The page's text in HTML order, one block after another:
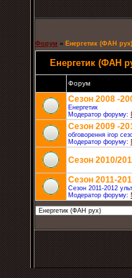
Форум » Енергетик (ФАН рух)
Енергетик (ФАН
Форум
Cезон 2008 -
Енергетик
Модератор форуму:
Сезон 2009 -
обговорення ігор
Модератор форуму:
Сезон 2010/
Сезон 2011-
Сезон 2011-2012
Модератор форуму: